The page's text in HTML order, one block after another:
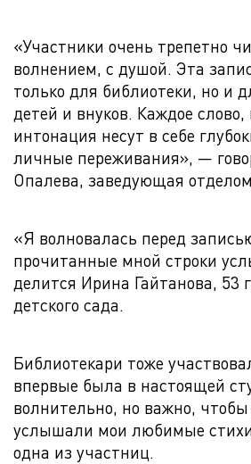
«Участники очень трепетно
волнением, с душой. Эта
только для библиотеки, но и
детей и внуков. Каждое
интонация несут в себе
личные переживания», —
Опалева, заведующая
«Я волновалась перед
прочитанные мной строки
делится Ирина Гайтанова, 53
детского сада.
Библиотекари тоже
впервые была в настоящей
волнительно, но важно, чтобы
услышали мои любимые
одна из участниц.